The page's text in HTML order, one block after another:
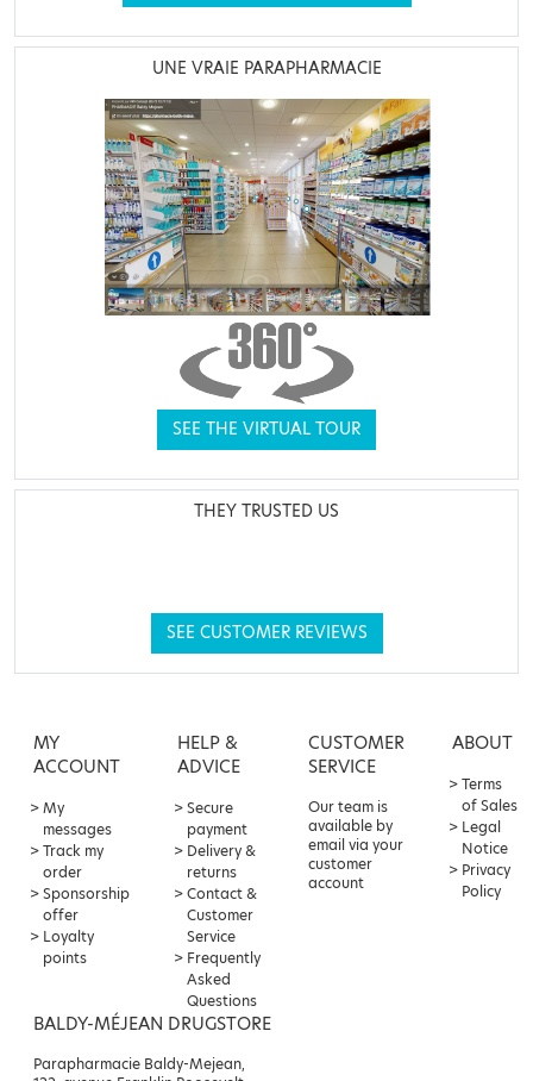
UNE VRAIE PARAPHARMACIE
SEE THE VIRTUAL TOUR
THEY TRUSTED US
SEE CUSTOMER REVIEWS
MY
ACCOUNT
My
messages
Track my
order
Sponsorship
offer
Loyalty
points
HELP &
ADVICE
Secure
payment
Delivery &
returns
Contact &
Customer
Service
Frequently
Asked
Questions
CUSTOMER
SERVICE
Our team is
available by
email via your
customer
account
ABOUT
Terms
of Sales
Legal
Notice
Privacy
Policy
BALDY-MÉJEAN DRUGSTORE
Parapharmacie Baldy-Mejean,